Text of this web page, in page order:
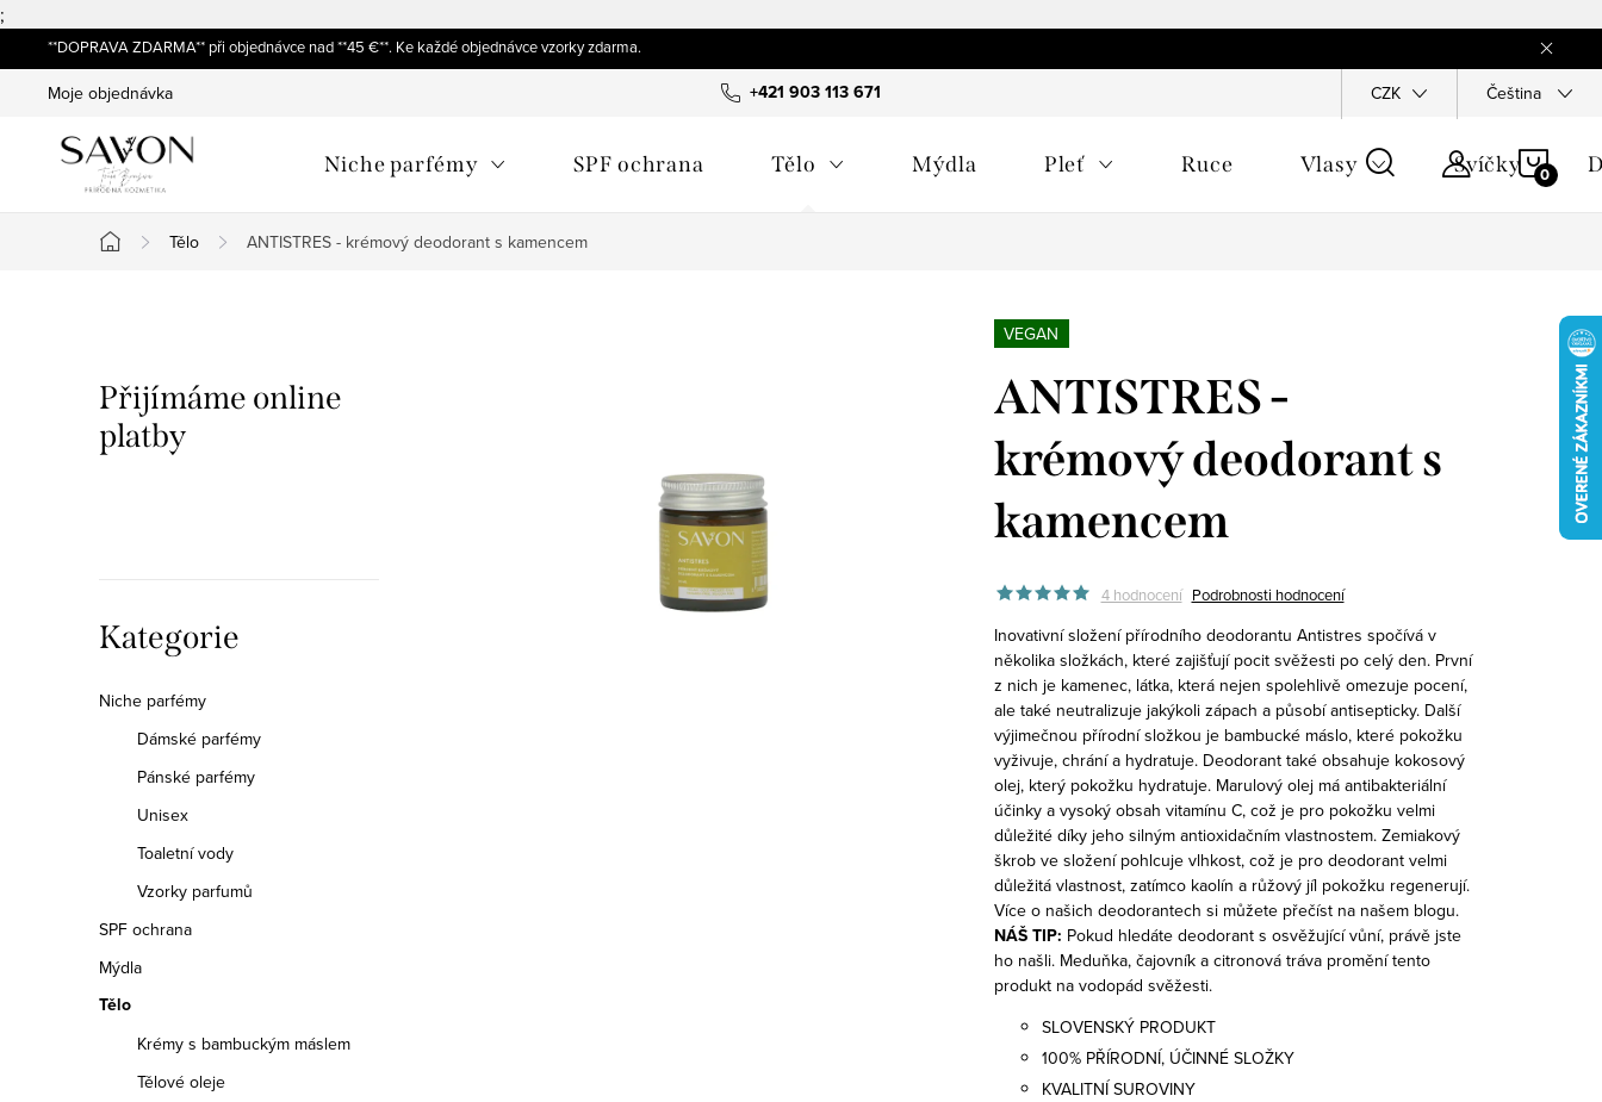
;
na
**DOPRAVA ZDARMA** při objednávce nad **45 €**. Ke každé objednávce vzorky zdarma.
+421 903 113 671
Moje objednávka CZK Čeština
Niche parfémy SPF ochrana Tělo Mýdla Pleť Ruce Vlasy Svíčky
Domů
Tělo ANTISTRES - krémový deodorant s kamencem
o
s
n
í
l
Přijímáme online
platby
Přeskočit
kategorie
Kategorie
Niche parfémy
Dámské parfémy
Pánské parfémy
Unisex
Toaletní vody
Vzorky parfumů
SPF ochrana
Mýdla
Tělo
Krémy s bambuckým máslem
Tělové oleje
VEGAN
ANTISTRES -
krémový deodorant s
kamencem
4 hodnocení Podrobnosti hodnocení
Inovativní složení přírodního deodorantu Antistres spočívá v
několika složkách, které zajišťují pocit svěžesti po celý den. První
z nich je kamenec, látka, která nejen spolehlivě omezuje pocení,
ale také neutralizuje jakýkoli zápach a působí antisepticky. Další
výjimečnou přírodní složkou je bambucké máslo, které pokožku
vyživuje, chrání a hydratuje. Deodorant také obsahuje kokosový
olej, který pokožku hydratuje. Marulový olej má antibakteriální
účinky a vysoký obsah vitamínu C, což je pro pokožku velmi
důležité díky jeho silným antioxidačním vlastnostem. Zemiakový
škrob ve složení pohlcuje vlhkost, což je pro deodorant velmi
důležitá vlastnost, zatímco kaolín a růžový jíl pokožku regenerují.
Více o našich deodorantech si můžete přečíst na našem blogu.
NÁŠ TIP: Pokud hledáte deodorant s osvěžující vůní, právě jste
ho našli. Meduňka, čajovník a citronová tráva promění tento
produkt na vodopád svěžesti.
SLOVENSKÝ PRODUKT
100% PŘÍRODNÍ, ÚČINNÉ SLOŽKY
KVALITNÍ SUROVINY